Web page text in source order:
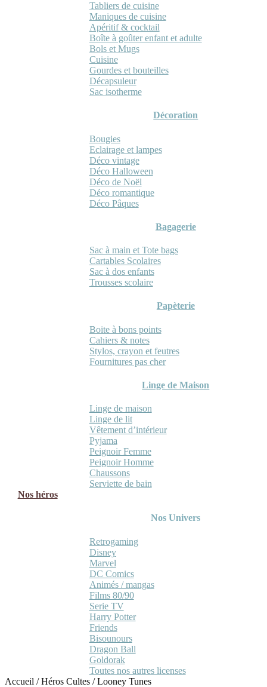
Tabliers de cuisine
Maniques de cuisine
Apéritif & cocktail
Boîte à goûter enfant et adulte
Bols et Mugs
Cuisine
Gourdes et bouteilles
Décapsuleur
Sac isotherme
Décoration
Bougies
Eclairage et lampes
Déco vintage
Déco Halloween
Déco de Noël
Déco romantique
Déco Pâques
Bagagerie
Sac à main et Tote bags
Cartables Scolaires
Sac à dos enfants
Trousses scolaire
Papèterie
Boite à bons points
Cahiers & notes
Stylos, crayon et feutres
Fournitures pas cher
Linge de Maison
Linge de maison
Linge de lit
Vêtement d’intérieur
Pyjama
Peignoir Femme
Peignoir Homme
Chaussons
Serviette de bain
Nos héros
Nos Univers
Retrogaming
Disney
Marvel
DC Comics
Animés / mangas
Films 80/90
Serie TV
Harry Potter
Friends
Bisounours
Dragon Ball
Goldorak
Toutes nos autres licenses
Accueil /Héros Cultes /Looney Tunes